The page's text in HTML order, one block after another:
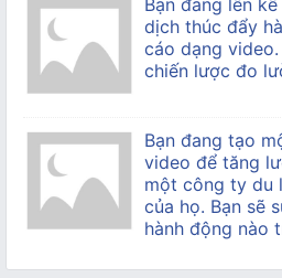
dịch thúc đẩy
cáo dạng
chiến lược đo
Bạn đang tạo
video để tăng
một công ty du
của họ. Bạn sẽ
hành động nào